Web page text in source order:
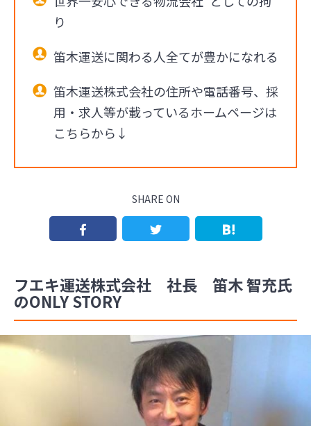
り
笛木運送に関わる人全てが豊かになれる
笛木運送株式会社の住所や電話番号、採
用・求人等が載っているホームページは
こちらから↓
SHARE ON
フエキ運送株式会社 社長 笛木 智充氏
のONLY STORY